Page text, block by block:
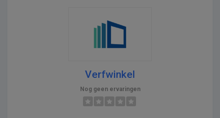
Verfwinkel
Nog geen ervaringen